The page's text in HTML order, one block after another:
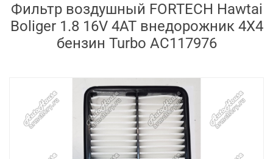
Фильтр воздушный FORTECH Hawtai
Boliger 1.8 16V 4AT внедорожник 4X4
бензин Turbo AC117976